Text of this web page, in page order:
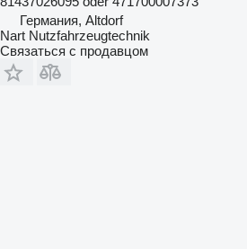
Германия, Altdorf
Nart Nutzfahrzeugtechnik
Связаться с продавцом